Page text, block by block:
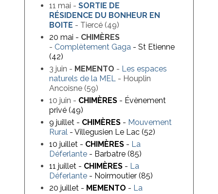
11 mai - SORTIE DE
RÉSIDENCE DU BONHEUR EN
BOITE - Tiercé (49)
20 mai - CHIMÈRES
- Complètement Gaga - St Etienne
(42)
3 juin - MEMENTO - Les espaces
naturels de la MEL
- Houplin
Ancoisne (59)
10 juin - CHIMÈRES - Évènement
privé (49)
9 juillet - CHIMÈRES - Mouvement
Rural - Villegusien Le Lac (52)
10 juillet - CHIMÈRES - La
Déferlante - Barbatre (85)
11 juillet - CHIMÈRES - La
Déferlante - Noirmoutier (85)
20 juillet - MEMENTO - La